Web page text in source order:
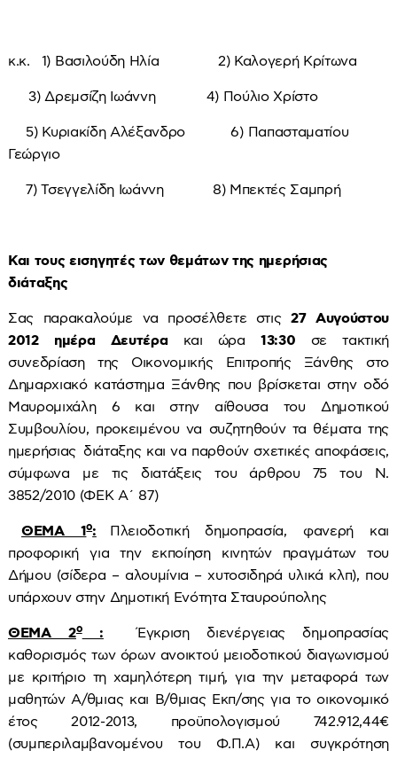
κ.κ. 1) Βασιλούδη Ηλία 2) Καλογερή Κρίτωνα
3) Δρεμσίζη Ιωάννη 4) Πούλιο Χρίστο
5) Κυριακίδη Αλέξανδρο 6) Παπασταματίου
Γεώργιο
7) Τσεγγελίδη Ιωάννη 8) Μπεκτές Σαμπρή
Και τους εισηγητές των θεμάτων της ημερήσιας
διάταξης
Σας παρακαλούμε να προσέλθετε στις 27
Αυγούστου
2012 ημέρα Δευτέρα και ώρα13:30 σε τακτική
συνεδρίαση της Οικονομικής Επιτροπής Ξάνθης στο
Δημαρχιακό κατάστημα Ξάνθης που βρίσκεται στην οδό
Μαυρομιχάλη 6 και στην αίθουσα του Δημοτικού
Συμβουλίου, προκειμένου να συζητηθούν τα θέματα της
ημερήσιας διάταξης και να παρθούν σχετικές αποφάσεις,
σύμφωνα με τις διατάξεις του άρθρου 75 του Ν.
3852/2010 (ΦΕΚ Α΄ 87)
ΘΕΜΑ 1ο: Πλειοδοτική δημοπρασία, φανερή και
προφορική για την εκποίηση κινητών πραγμάτων του
Δήμου (σίδερα – αλουμίνια – χυτοσιδηρά υλικά κλπ), που
υπάρχουν στην Δημοτική Ενότητα Σταυρούπολης
ΘΕΜΑ 2ο: Έγκριση διενέργειας δημοπρασίας
καθορισμός των όρων ανοικτού μειοδοτικού διαγωνισμού
με κριτήριο τη χαμηλότερη τιμή, για την μεταφορά των
μαθητών Α/θμιας και Β/θμιας Εκπ/σης για το οικονομικό
έτος 2012-2013, προϋπολογισμού 742.912,44€
(συμπεριλαμβανομένου του Φ.Π.Α) και συγκρότηση